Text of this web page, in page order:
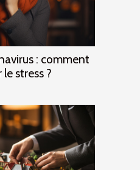
: comment
stress ?